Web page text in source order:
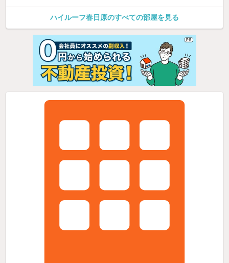
ハイルーフ春日原のすべての部屋を見る